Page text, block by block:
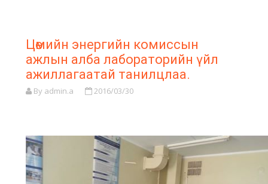
Цөмийн энергийн комиссын
ажлын алба лабораторийн үйл
ажиллагаатай танилцлаа.
By admin.a 2016/03/30